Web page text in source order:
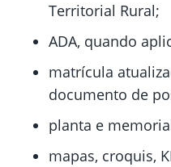
Territorial Rural;
ADA, quando
matrícula
documento de
planta e
mapas, croquis,